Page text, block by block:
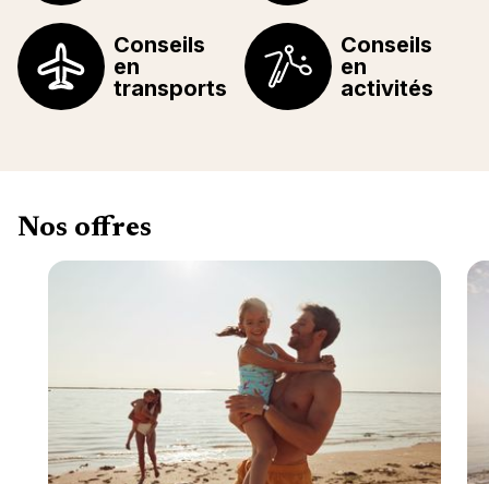
Conseils
en
transports
Conseils
en
activités
Nos offres